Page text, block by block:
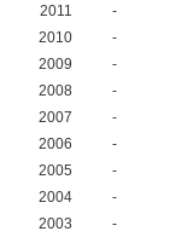
2011
-
2010
-
2009
-
2008
-
2007
-
2006
-
2005
-
2004
-
2003
-